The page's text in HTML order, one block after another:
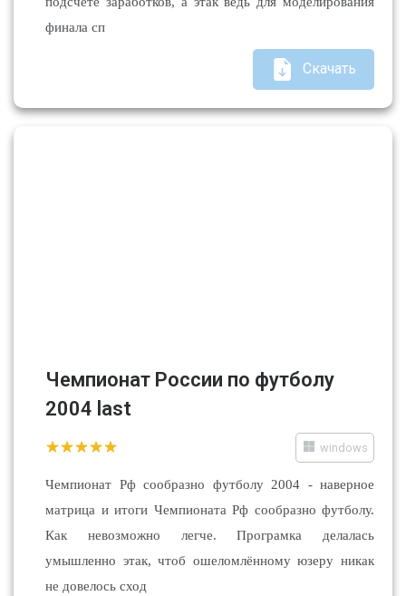
финала сп
Скачать
Чемпионат России по футболу
2004 last
windows
Чемпионат Рф сообразно футболу 2004 - наверное
матрица и итоги Чемпионата Рф сообразно футболу.
Как невозможно легче. Програмка делалась
умышленно этак, чтоб ошеломлённому юзеру никак
не довелось сход